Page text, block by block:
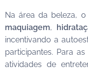
Na área da beleza,
maquiagem,
incentivando a
participantes. Para
atividades de